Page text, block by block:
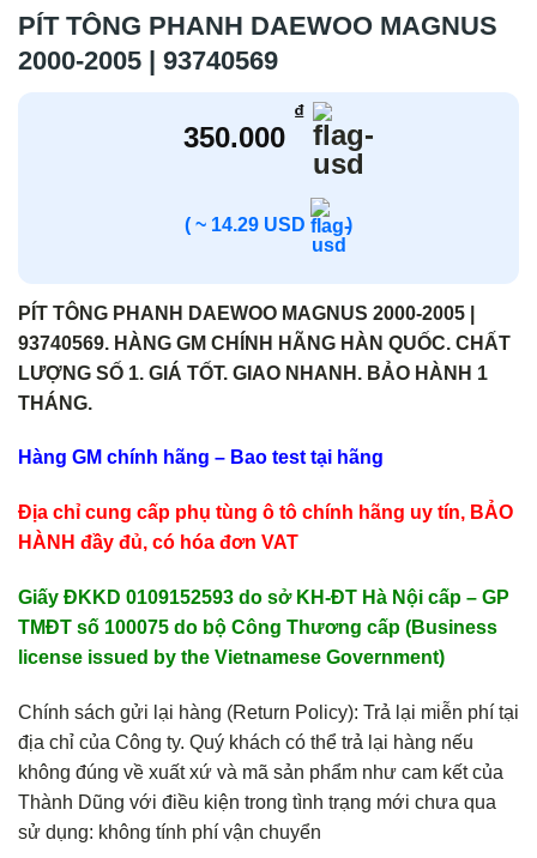
PÍT TÔNG PHANH DAEWOO MAGNUS
2000-2005 | 93740569
350.000
₫
( ~ 14.29 USD )
PÍT TÔNG PHANH DAEWOO MAGNUS 2000-2005 |
93740569. HÀNG GM CHÍNH HÃNG HÀN QUỐC. CHẤT
LƯỢNG SỐ 1. GIÁ TỐT. GIAO NHANH. BẢO HÀNH 1
THÁNG.
Hàng GM chính hãng – Bao test tại hãng
Địa chỉ cung cấp phụ tùng ô tô chính hãng uy tín, BẢO
HÀNH đầy đủ, có hóa đơn VAT
Giấy ĐKKD 0109152593 do sở KH-ĐT Hà Nội cấp – GP
TMĐT số 100075 do bộ Công Thương cấp (Business
license issued by the Vietnamese Government)
Chính sách gửi lại hàng (Return Policy): Trả lại miễn phí tại
địa chỉ của Công ty. Quý khách có thể trả lại hàng nếu
không đúng về xuất xứ và mã sản phẩm như cam kết của
Thành Dũng với điều kiện trong tình trạng mới chưa qua
sử dụng: không tính phí vận chuyển